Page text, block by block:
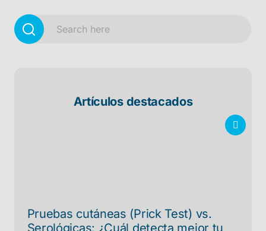
Artículos destacados
Pruebas cutáneas (Prick Test) vs.
Serológicas: ¿Cuál detecta mejor tu